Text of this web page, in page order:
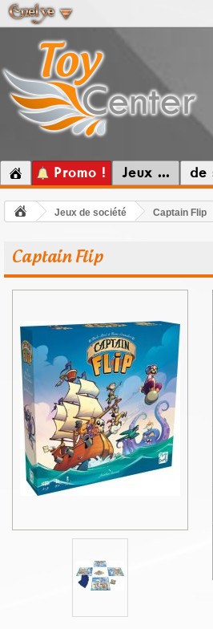
Promo ! Jeux ... de
Jeux de société Captain Flip
Captain Flip